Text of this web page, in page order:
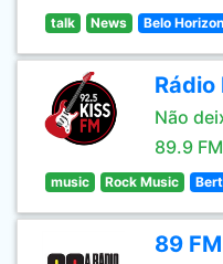
talk News Belo
Rádio
Não
89.9 FM
music Rock Music
89